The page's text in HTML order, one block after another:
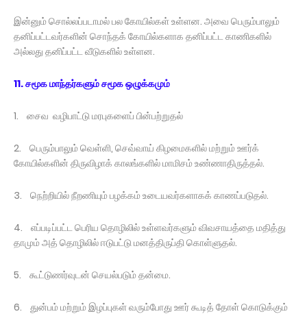
இன்னும் சொல்லப்படாமல் பல கோயில்கள் உள்ளன. அவை பெரும்பாலும்
தனிப்பட்டவர்களின் சொந்தக் கோயில்களாக தனிப்பட்ட காணிகளில்
அல்லது தனிப்பட்ட வீடுகளில் உள்ளன.
11. சமூக மாந்தர்களும் சமூக ஒழுக்கமும்
1. சைவ வழிபாட்டு மரபுகளைப் பின்பற்றுதல்
2. பெரும்பாலும் வெள்ளி, செவ்வாய் கிழமைகளில் மற்றும் ஊர்க்
கோயில்களின் திருவிழாக் காலங்களில் மாமிசம் உண்ணாதிருத்தல்.
3. நெற்றியில் நீறணியும் பழக்கம் உடையவர்களாகக் காணப்படுதல்.
4. எப்படிப்பட்ட பெரிய தொழிலில் உள்ளவர்களும் விவசாயத்தை மதித்து
தாமும் அத் தொழிலில் ஈடுபட்டு மனத்திருப்தி கொள்ளுதல்.
5. கூட்டுணர்வுடன் செயல்படும் தன்மை.
6. துன்பம் மற்றும் இழப்புகள் வரும்போது ஊர் கூடித் தோள் கொடுக்கும்